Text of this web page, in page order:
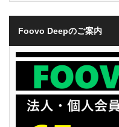
Foovo Deepのご案内